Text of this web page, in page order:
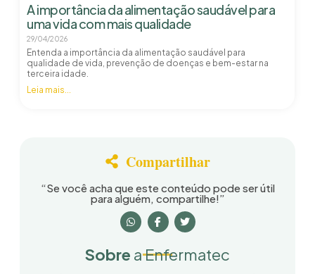
A importância da alimentação saudável para
uma vida com mais qualidade
29/04/2026
Entenda a importância da alimentação saudável para
qualidade de vida, prevenção de doenças e bem-estar na
terceira idade.
Leia mais...
Compartilhar
“Se você acha que este conteúdo pode ser útil
para alguém, compartilhe!”
Sobre a Enfermatec